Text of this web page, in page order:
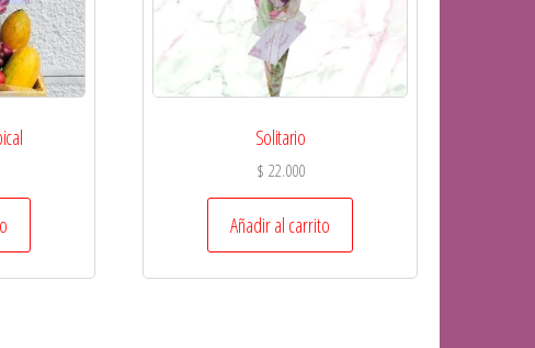
Solitario
$ 22.000
Añadir al carrito